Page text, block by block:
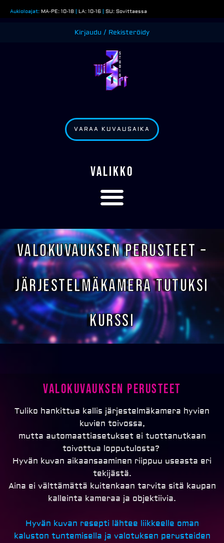
sisältöön
Aukioloajat: MA-PE: 10-18 | LA: 10-16 | SU: Sovittaessa
Kirjaudu / Rekisteröidy
VARAA KUVAUSAIKA
VALIKKO
Valokuvauksen perusteet –
Järjestelmäkamera tutuksi
Kurssi
Valokuvauksen perusteet
Tuliko hankittua kallis järjestelmäkamera hyvien
kuvien toivossa,
mutta automaattiasetukset ei tuottanutkaan
toivottua lopputulosta?
Hyvän kuvan aikaansaaminen riippuu useasta eri
tekijästä.
Aina ei välttämättä kuitenkaan tarvita sitä kaupan
kalleinta kameraa ja objektiivia.
Hyvän kuvan resepti lähtee liikkeelle oman
kaluston tuntemisella ja valotuksen perusteiden